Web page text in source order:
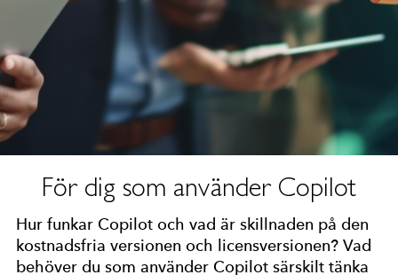
För dig som använder Copilot
Hur funkar Copilot och vad är skillnaden på den
kostnadsfria versionen och licensversionen? Vad
behöver du som använder Copilot särskilt tänka